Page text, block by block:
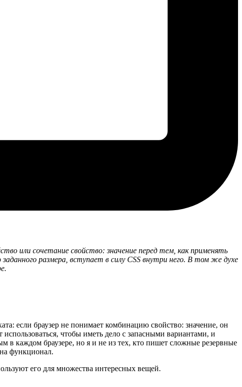
или сочетание свойство: значение перед тем, как применять
размера, вступает в силу CSS внутри него. В том же духе
если браузер не понимает комбинацию свойство: значение, он
использоваться, чтобы иметь дело с запасными вариантами, и
в каждом браузере, но я и не из тех, кто пишет сложные резервные
функционал.
его для множества интересных вещей.